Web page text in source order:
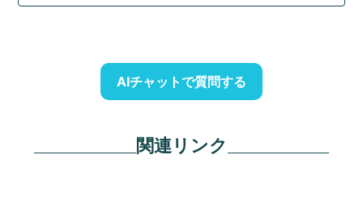
AIチャットで質問する
関連リンク